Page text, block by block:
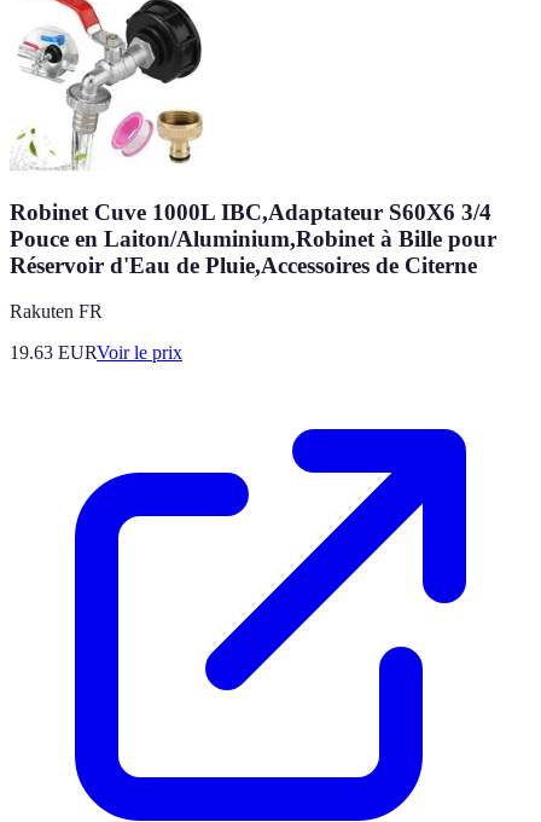
Robinet Cuve 1000L IBC,Adaptateur S60X6 3/4
Pouce en Laiton/Aluminium,Robinet à Bille pour
Réservoir d'Eau de Pluie,Accessoires de Citerne
Rakuten FR
19.63 EURVoir le prix